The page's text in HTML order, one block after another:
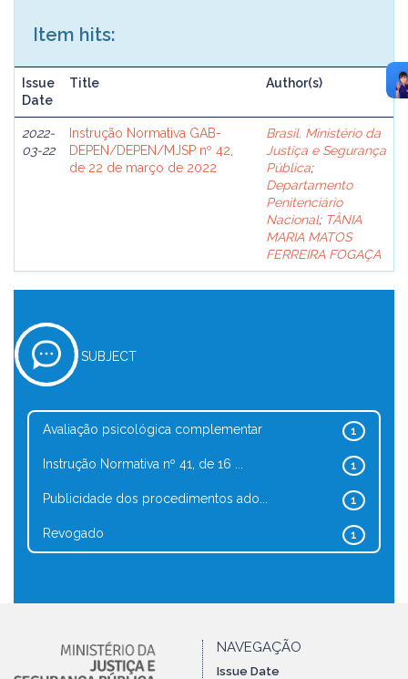
Item hits:
Issue
Date
Title Author(s)
2022-
03-22
Instrução Normativa GAB-
DEPEN/DEPEN/MJSP nº 42,
de 22 de março de 2022
Brasil. Ministério da
Justiça e Segurança
Pública;
Departamento
Penitenciário
Nacional; TÂNIA
MARIA MATOS
FERREIRA FOGAÇA
SUBJECT
1
Avaliação psicológica complementar
1
Instrução Normativa nº 41, de 16 ...
1
Publicidade dos procedimentos ado...
1
Revogado
NAVEGAÇÃO
Issue Date